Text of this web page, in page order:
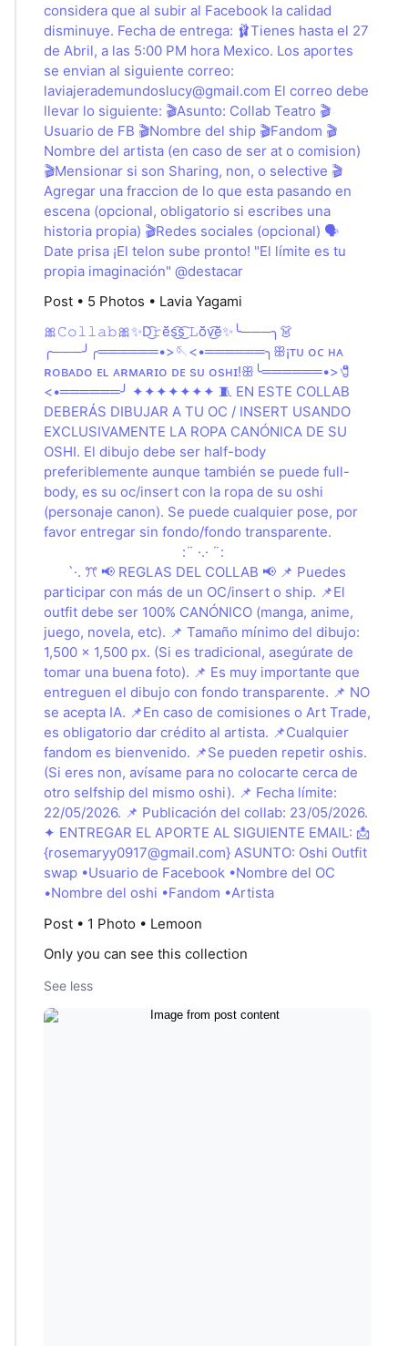
considera que al subir al Facebook la calidad
disminuye. Fecha de entrega: 🩰Tienes hasta el 27
de Abril, a las 5:00 PM hora Mexico. Los aportes
se envian al siguiente correo:
laviajerademundoslucy@gmail.com El correo debe
llevar lo siguiente: 🎬Asunto: Collab Teatro 🎬
Usuario de FB 🎬Nombre del ship 🎬Fandom 🎬
Nombre del artista (en caso de ser at o comision)
🎬Mensionar si son Sharing, non, o selective 🎬
Agregar una fraccion de lo que esta pasando en
escena (opcional, obligatorio si escribes una
historia propia) 🎬Redes sociales (opcional) 🗣️
Date prisa ¡El telon sube pronto! "El límite es tu
propia imaginación" @destacar
Post • 5 Photos • Lavia Yagami
🎀𝙲𝚘𝚕𝚕𝚊𝚋🎀✨D͜͡𝚛ĕ̈s͜͡s͜͡ 𝙻ŏ̈v͜͡ĕ̈✨╰───╮👗
╭───╯╭══════•>🪡<•══════╮ꕥ¡ᴛᴜ ᴏᴄ ʜᴀ
ʀᴏʙᴀᴅᴏ ᴇʟ ᴀʀᴍᴀʀɪᴏ ᴅᴇ sᴜ ᴏsʜɪ!ꕥ╰══════•>🧷
<•══════╯ ✦✦✦✦✦✦✦ 🧵 EN ESTE COLLAB
DEBERÁS DIBUJAR A TU OC / INSERT USANDO
EXCLUSIVAMENTE LA ROPA CANÓNICA DE SU
OSHI. El dibujo debe ser half-body
preferiblemente aunque también se puede full-
body, es su oc/insert con la ropa de su oshi
(personaje canon). Se puede cualquier pose, por
favor entregar sin fondo/fondo transparente. ⠀ ⠀⠀
⠀⠀ ⠀⠀ ⠀⠀ ⠀⠀ ⠀⠀ ⠀⠀:¨ ·.· ¨: ⠀⠀ ⠀⠀ ⠀⠀ ⠀⠀ ⠀⠀ ⠀⠀
⠀⠀ `·. ꔫ 📢 REGLAS DEL COLLAB 📢 📌 Puedes
participar con más de un OC/insert o ship. 📌El
outfit debe ser 100% CANÓNICO (manga, anime,
juego, novela, etc). 📌 Tamaño mínimo del dibujo:
1,500 x 1,500 px. (Si es tradicional, asegúrate de
tomar una buena foto). 📌 Es muy importante que
entreguen el dibujo con fondo transparente. 📌 NO
se acepta IA. 📌En caso de comisiones o Art Trade,
es obligatorio dar crédito al artista. 📌Cualquier
fandom es bienvenido. 📌Se pueden repetir oshis.
(Si eres non, avísame para no colocarte cerca de
otro selfship del mismo oshi). 📌 Fecha límite:
22/05/2026. 📌 Publicación del collab: 23/05/2026.
✦ ENTREGAR EL APORTE AL SIGUIENTE EMAIL: 📩
{rosemaryy0917@gmail.com} ASUNTO: Oshi Outfit
swap •Usuario de Facebook •Nombre del OC
•Nombre del oshi •Fandom •Artista
Post • 1 Photo • Lemoon
Only you can see this collection
See less